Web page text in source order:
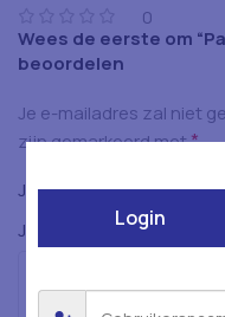
0
Wees de eerste om
beoordelen
Je e-mailadres zal niet
zijn gemarkeerd met*
Je beoordeling*
Je beoordeling*
Login